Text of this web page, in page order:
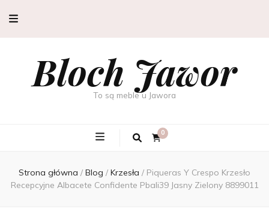
Bloch Jawor
To są meble u Jawora
0
Strona główna / Blog / Krzesła / Piqueras Y Crespo Krzesło
Recepcyjne Albacete Confidente Pbali39 Jasny Zielony 8899011